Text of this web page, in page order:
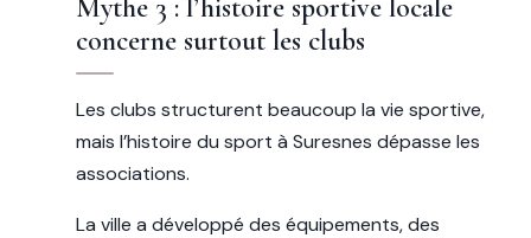
Mythe 3 : l’histoire sportive locale
concerne surtout les clubs
Les clubs structurent beaucoup la vie sportive,
mais l’histoire du sport à Suresnes dépasse les
associations.
La ville a développé des équipements, des